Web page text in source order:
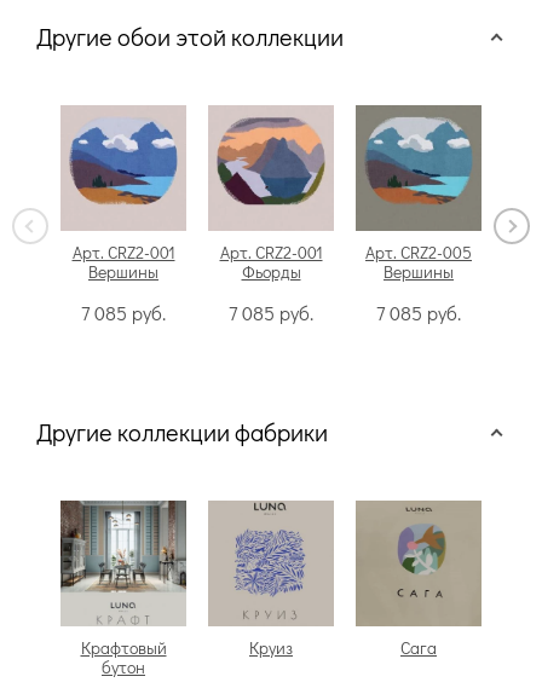
Другие обои этой коллекции
Арт. CRZ2-001
Вершины
7 085 руб.
Арт. CRZ2-001
Фьорды
7 085 руб.
Арт. CRZ2-005
Вершины
7 085 руб.
Другие коллекции фабрики
Крафтовый
бутон
Круиз Сага